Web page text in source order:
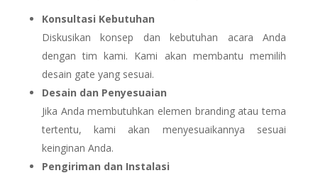
Konsultasi Kebutuhan
Diskusikan konsep dan kebutuhan acara Anda
dengan tim kami. Kami akan membantu memilih
desain gate yang sesuai.
Desain dan Penyesuaian
Jika Anda membutuhkan elemen branding atau tema
tertentu, kami akan menyesuaikannya sesuai
keinginan Anda.
Pengiriman dan Instalasi